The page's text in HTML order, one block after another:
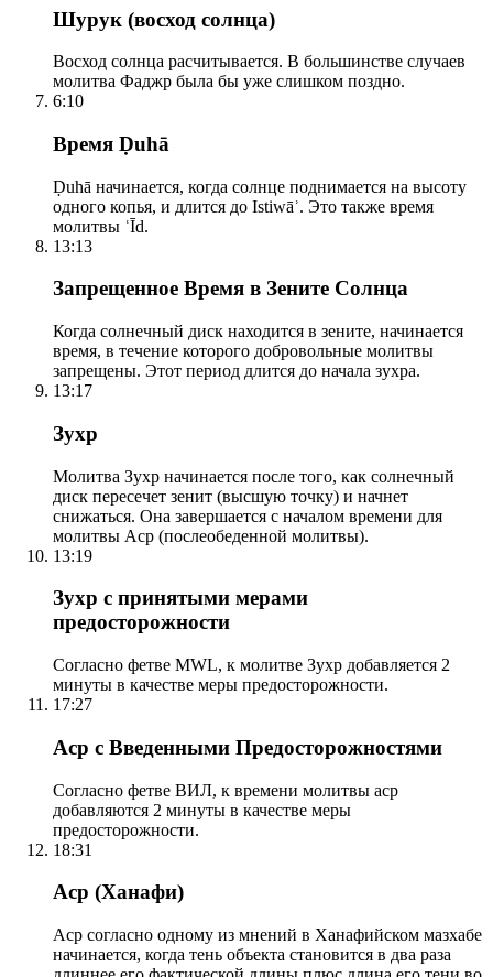
Шурук (восход солнца)
Восход солнца расчитывается. В большинстве случаев
молитва Фаджр была бы уже слишком поздно.
6:10
Время Ḍuhā
Ḍuhā начинается, когда солнце поднимается на высоту
одного копья, и длится до Istiwāʾ. Это также время
молитвы ʿĪd.
13:13
Запрещенное Время в Зените Солнца
Когда солнечный диск находится в зените, начинается
время, в течение которого добровольные молитвы
запрещены. Этот период длится до начала зухра.
13:17
Зухр
Молитва Зухр начинается после того, как солнечный
диск пересечет зенит (высшую точку) и начнет
снижаться. Она завершается с началом времени для
молитвы Аср (послеобеденной молитвы).
13:19
Зухр с принятыми мерами
предосторожности
Согласно фетве MWL, к молитве Зухр добавляется 2
минуты в качестве меры предосторожности.
17:27
Аср с Введенными Предосторожностями
Согласно фетве ВИЛ, к времени молитвы аср
добавляются 2 минуты в качестве меры
предосторожности.
18:31
Аср (Ханафи)
Аср согласно одному из мнений в Ханафийском мазхабе
начинается, когда тень объекта становится в два раза